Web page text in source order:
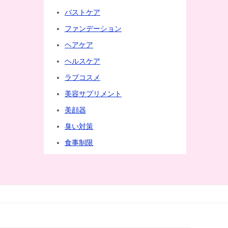
バストケア
ファンデーション
ヘアケア
ヘルスケア
ラブコスメ
美容サプリメント
美顔器
臭い対策
食事制限